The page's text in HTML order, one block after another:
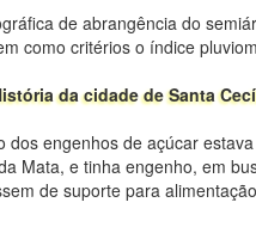
de abrangência do
como critérios o índice
da cidade de Santa
dos engenhos de açúcar
Mata, e tinha engenho, em
de suporte para